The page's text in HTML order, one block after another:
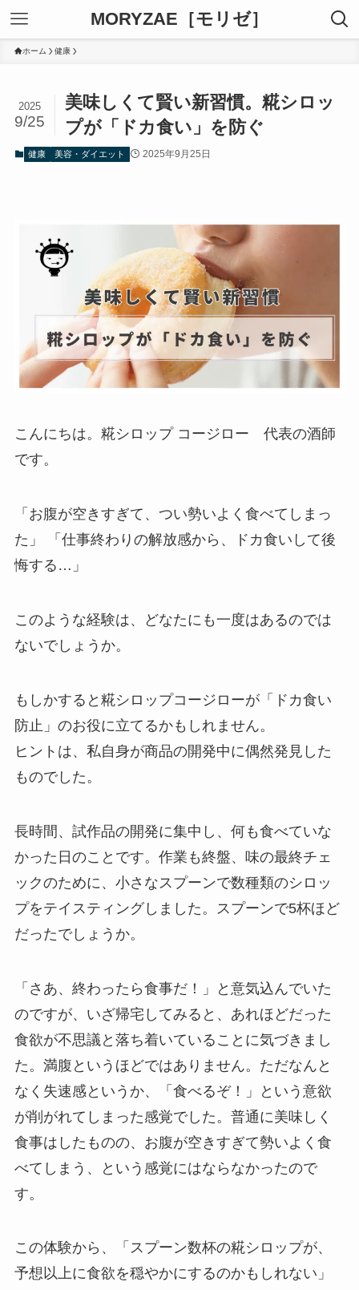
MORYZAE［モリゼ］
ホーム 健康
美味しくて賢い新習慣。糀シロッ
プが「ドカ食い」を防ぐ
2025
9/25
健康 美容・ダイエット 2025年9月25日
こんにちは。糀シロップ コージロー 代表の酒師
です。
「お腹が空きすぎて、つい勢いよく食べてしまっ
た」 「仕事終わりの解放感から、ドカ食いして後
悔する…」
このような経験は、どなたにも一度はあるのでは
ないでしょうか。
もしかすると糀シロップコージローが「ドカ食い
防止」のお役に立てるかもしれません。
ヒントは、私自身が商品の開発中に偶然発見した
ものでした。
長時間、試作品の開発に集中し、何も食べていな
かった日のことです。作業も終盤、味の最終チェ
ックのために、小さなスプーンで数種類のシロッ
プをテイスティングしました。スプーンで5杯ほど
だったでしょうか。
「さあ、終わったら食事だ！」と意気込んでいた
のですが、いざ帰宅してみると、あれほどだった
食欲が不思議と落ち着いていることに気づきまし
た。満腹というほどではありません。ただなんと
なく失速感というか、「食べるぞ！」という意欲
が削がれてしまった感覚でした。普通に美味しく
食事はしたものの、お腹が空きすぎて勢いよく食
べてしまう、という感覚にはならなかったので
す。
この体験から、「スプーン数杯の糀シロップが、
予想以上に食欲を穏やかにするのかもしれない」